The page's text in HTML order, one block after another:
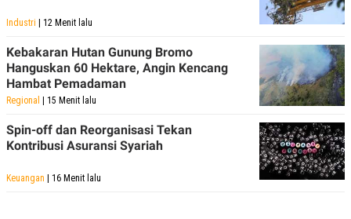
Industri | 12 Menit lalu
Kebakaran Hutan Gunung Bromo
Hanguskan 60 Hektare, Angin Kencang
Hambat Pemadaman
Regional | 15 Menit lalu
Spin-off dan Reorganisasi Tekan
Kontribusi Asuransi Syariah
Keuangan | 16 Menit lalu